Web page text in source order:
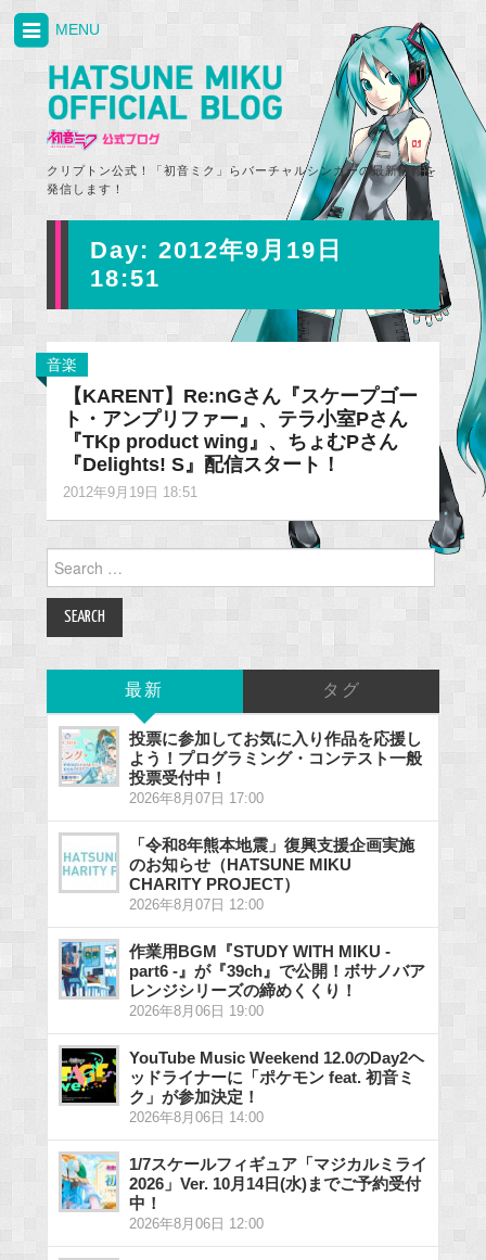
クリプトン公式！「初音ミク」らバーチャルシンガーの最新情報を
発信します！
MENU
Day: 2012年9月19日
18:51
音楽
【KARENT】Re:nGさん『スケープゴー
ト・アンプリファー』、テラ小室Pさん
『TKp product wing』、ちょむPさん
『Delights! S』配信スタート！
2012年9月19日 18:51
Search
for:
最新 タグ
投票に参加してお気に入り作品を応援し
よう！プログラミング・コンテスト一般
投票受付中！
2026年8月07日 17:00
「令和8年熊本地震」復興支援企画実施
のお知らせ（HATSUNE MIKU
CHARITY PROJECT）
2026年8月07日 12:00
作業用BGM『STUDY WITH MIKU -
part6 -』が『39ch』で公開！ボサノバア
レンジシリーズの締めくくり！
2026年8月06日 19:00
YouTube Music Weekend 12.0のDay2ヘ
ッドライナーに「ポケモン feat. 初音ミ
ク」が参加決定！
2026年8月06日 14:00
1/7スケールフィギュア「マジカルミライ
2026」Ver. 10月14日(水)までご予約受付
中！
2026年8月06日 12:00